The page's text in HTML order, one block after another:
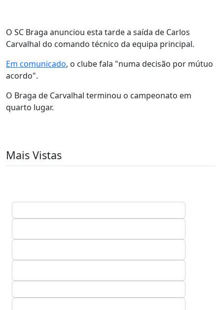
O SC Braga anunciou esta tarde a saída de Carlos
Carvalhal do comando técnico da equipa principal.
Em comunicado, o clube fala "numa decisão por mútuo
acordo".
O Braga de Carvalhal terminou o campeonato em
quarto lugar.
Mais Vistas